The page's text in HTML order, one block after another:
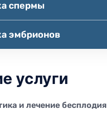
спермы
эмбрионов
услуги
и лечение бесплодия